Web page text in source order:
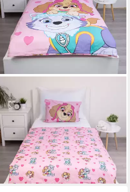
PAW PATROL
Kinderbettwäsche Baby und
Kinder Bettwäsche Set 100 ×
135 cm + 40x60 cm,
Baumwolle
ab 16,25 €
lieferbar - in 4-5 Werktagen bei dir